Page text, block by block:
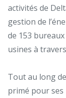
activités de
gestion de
de 153
usines à
Tout au long
primé pour